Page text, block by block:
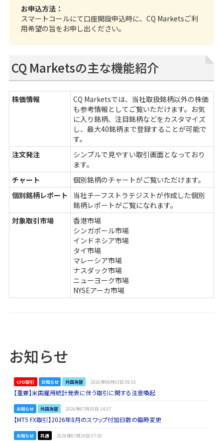
お申込方法：
スマートコールにて口座開設申込時に、CQ Marketsご利
用希望の旨をお申し出ください。
CQ Marketsの主な機能紹介
株価情報
CQ Marketsでは、当社取扱銘柄以外の株価
も参考情報としてご覧いただけます。お気
に入り銘柄、注目銘柄などをカスタマイズ
し、最大40銘柄まで登録することが可能で
す。
注文発注
シンプルで見やすい取引画面となっており
ます。
チャート
個別銘柄のチャートがご覧いただけます。
個別銘柄レポート
当社チーフストラテジストが作成した個別
銘柄レポートがご覧になれます。
対象取引市場
香港市場
シンガポール市場
インドネシア市場
タイ市場
マレーシア市場
ナスダック市場
ニューヨーク市場
NYSEアーカ市場
お知らせ
CFD取引 お知らせ 外国為替 2026年08月03日 09:33
【重要】米国雇用統計発表に伴う取引に関する注意喚起
お知らせ 外国為替 2026年07月30日 14:37
【MT5 FX取引】2026年8月のスワップ付加日数の臨時変更
お知らせ 共通 2026年07月29日 07:30